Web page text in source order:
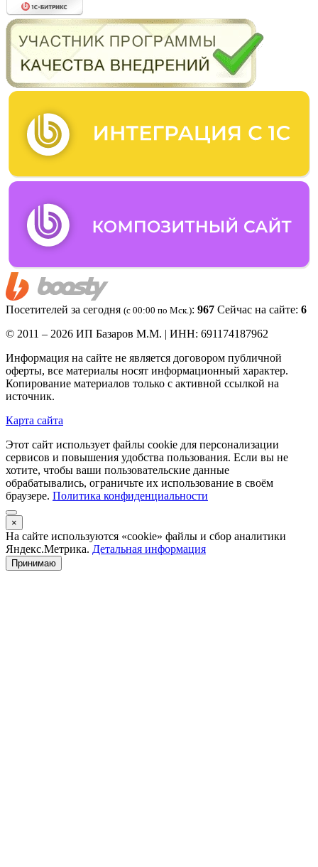
Посетителей за сегодня (c 00:00 по Мск.): 967 Сейчас на сайте: 6
© 2011 – 2026 ИП Базаров М.М. | ИНН: 691174187962
Информация на сайте не является договором публичной
оферты, все материалы носят информационный характер.
Копирование материалов только с активной ссылкой на
источник.
Карта сайта
Этот сайт использует файлы cookie для персонализации
сервисов и повышения удобства пользования. Если вы не
хотите, чтобы ваши пользовательские данные
обрабатывались, ограничьте их использование в своём
браузере. Политика конфиденциальности
×
На сайте используются «cookie» файлы и сбор аналитики
Яндекс.Метрика. Детальная информация
Принимаю